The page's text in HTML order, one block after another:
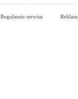
Regulamin serwisu